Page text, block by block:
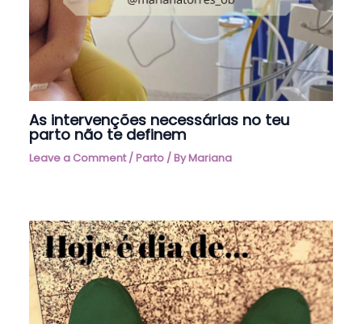
As intervenções necessárias no teu
parto não te definem
Leave a Comment /Parto / ByMariana